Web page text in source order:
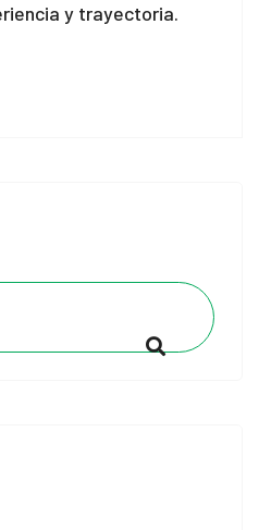
y trayectoria.